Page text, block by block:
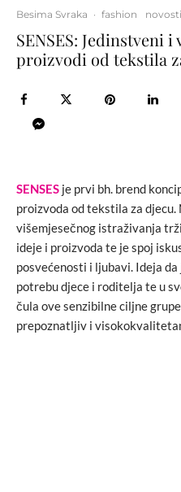
Besima Svraka · fashion novosti
SENSES: Jedinstveni
proizvodi od tekstila
SENSES je prvi bh. brend
proizvoda od tekstila za
višemjesečnog istraživanja
ideje i proizvoda te je spoj
posvećenosti i ljubavi. Ideja
potrebu djece i roditelja te u
čula ove senzibilne ciljne
prepoznatljiv i